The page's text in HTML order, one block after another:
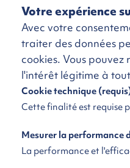
PEUGEOT 3008
GT + Toit Pano et Caméra 360
Hybride 145 e-DSC6
Hybride | Neuf | Automatique
Loyer
430 €TTC
Disponible
Votre expérience
Avec votre
traiter des données
cookies. Vous
l'intérêt légitime à
Cookie technique
Cette finalité est requise
Mesurer la performance
La performance et